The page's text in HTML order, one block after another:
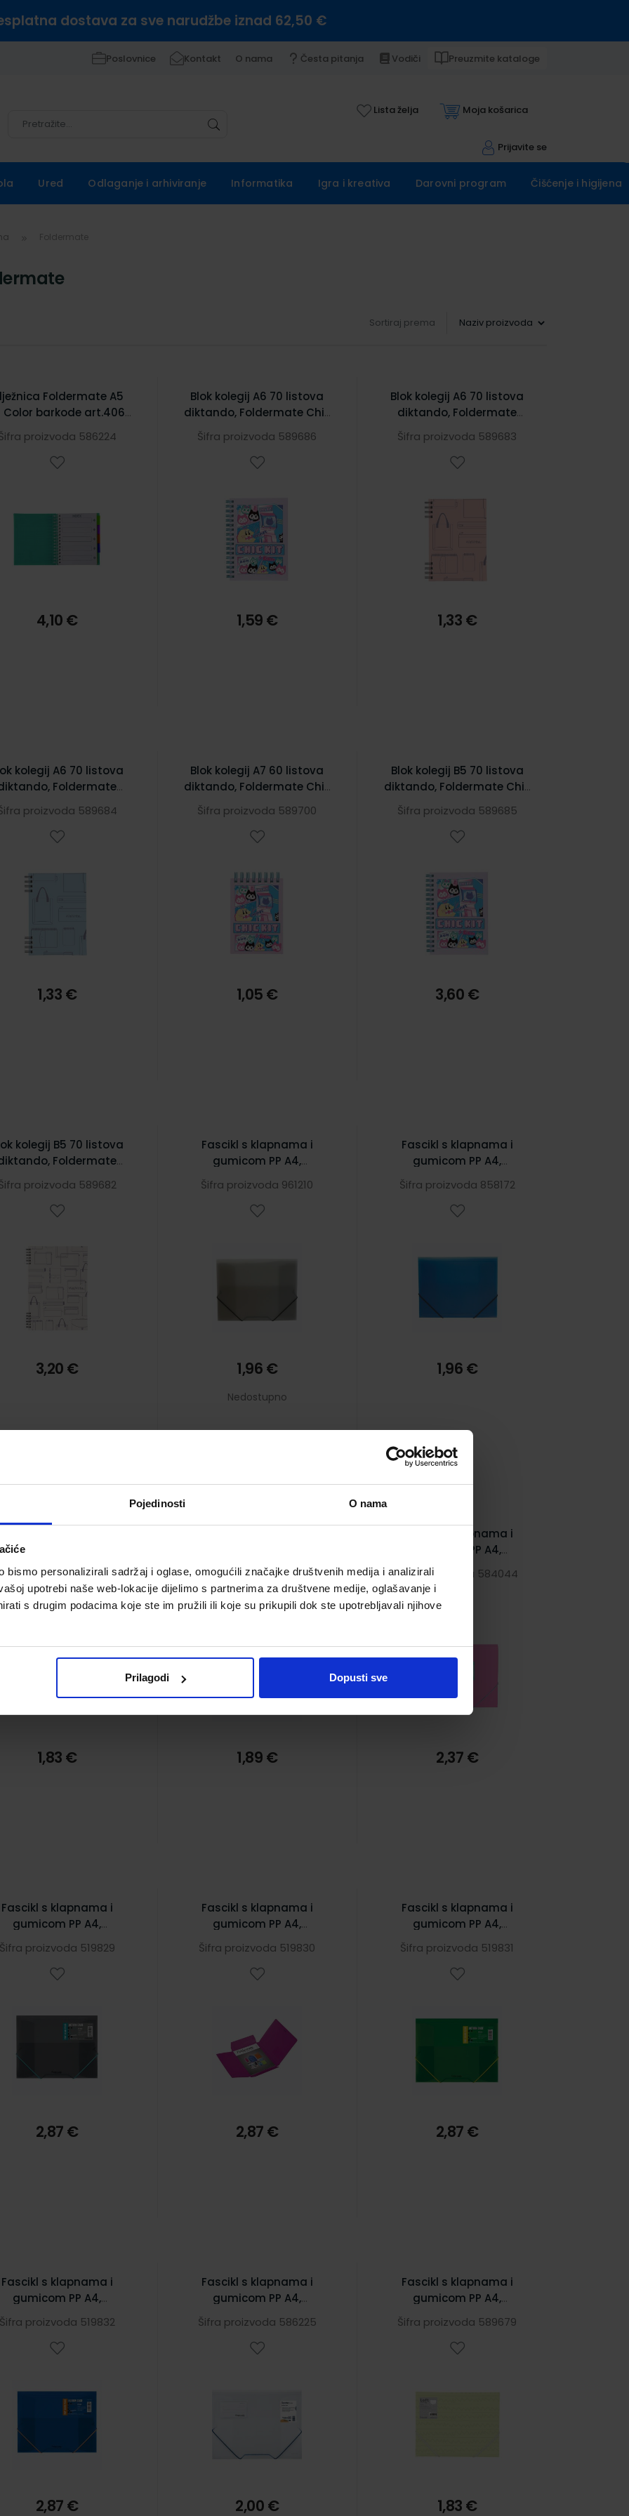
Pojedinosti O nama
bismo personalizirali sadržaj i oglase, omogućili značajke društvenih medija i analizirali
upotrebi naše web-lokacije dijelimo s partnerima za društvene medije, oglašavanje i
s drugim podacima koje ste im pružili ili koje su prikupili dok ste upotrebljavali njihove
Prilagodi Dopusti sve
dostava za sve narudžbe iznad 62,50 €
Poslovnice Kontakt O nama Česta pitanja Vodiči Preuzmite kataloge
Lista želja Moja košarica
Prijavite se
Ured Odlaganje i arhiviranje Informatika Igra i kreativa Darovni program Čišćenje i higijena
Sortiraj prema
Foldermate A5
Color barkode art.4063
proizvoda 586224
4,10 €
Blok kolegij A6 70 listova
diktando, Foldermate Chic
Šifra proizvoda 589686
1,59 €
Blok kolegij A6 70 listova
diktando, Foldermate
Šifra proizvoda 589683
1,33 €
kolegij A6 70 listova
Foldermate
proizvoda 589684
1,33 €
Blok kolegij A7 60 listova
diktando, Foldermate Chic
Šifra proizvoda 589700
1,05 €
Blok kolegij B5 70 listova
diktando, Foldermate Chic
Šifra proizvoda 589685
3,60 €
kolegij B5 70 listova
Foldermate
proizvoda 589682
3,20 €
Fascikl s klapnama i
gumicom PP A4,
Foldermate Color Office
art.630, crni
Šifra proizvoda 961210
1,96 €
Nedostupno
Fascikl s klapnama i
gumicom PP A4,
Foldermate Color Office
art.630, plavi
Šifra proizvoda 858172
1,96 €
gumicom PP A4,
Loft 61705 rozi
proizvoda 589678
1,83 €
Foldermate Polymaster
art.526, bež
Šifra proizvoda 948690
1,89 €
Fascikl s klapnama i
gumicom PP A4,
Foldermate Pop Gear Arts
art.60985, rozi
Šifra proizvoda 584044
2,37 €
Fascikl s klapnama i
gumicom PP A4,
Pop Gear Plus
art.60901, crni
proizvoda 519829
2,87 €
Fascikl s klapnama i
gumicom PP A4,
Foldermate Pop Gear Plus
art.60905, crveni
Šifra proizvoda 519830
2,87 €
Fascikl s klapnama i
gumicom PP A4,
Foldermate Pop Gear Plus
art.60907, zeleni
Šifra proizvoda 519831
2,87 €
Fascikl s klapnama i
gumicom PP A4,
Pop Gear Plus
art.60908, plavi
proizvoda 519832
2,87 €
Fascikl s klapnama i
gumicom PP A4,
art.60978
Šifra proizvoda 586225
2,00 €
Fascikl s klapnama i
gumicom PP A4,
Foldermate Vintage 61707
zeleni
Šifra proizvoda 589679
1,83 €